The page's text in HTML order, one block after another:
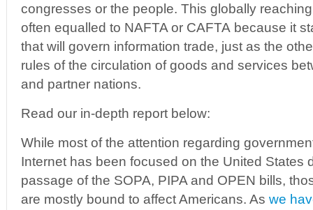
congresses or the people. This globally
often equalled to NAFTA or CAFTA because it
that will govern information trade, just as the
rules of the circulation of goods and services
and partner nations.
Read our in-depth report below:
While most of the attention regarding
Internet has been focused on the United States
passage of the SOPA, PIPA and OPEN bills,
are mostly bound to affect Americans. As we